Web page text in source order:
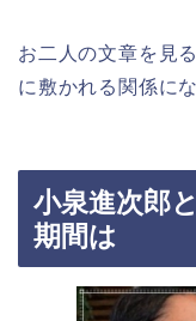
お二人の文章を見
に敷かれる関係に
小泉進次郎
期間は